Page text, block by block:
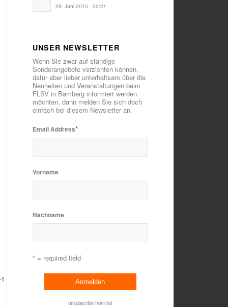
29. Juni 2015 - 22:21
UNSER NEWSLETTER
Wenn Sie zwar auf ständige
Sonderangebote verzichten können,
dafür aber lieber unterhaltsam über die
Neuheiten und Veranstaltungen beim
FLSV in Bamberg informiert werden
möchten, dann melden Sie sich doch
einfach bei diesem Newsletter an.
Email Address*
Vorname
Nachname
* = required field
unsubscribe from list